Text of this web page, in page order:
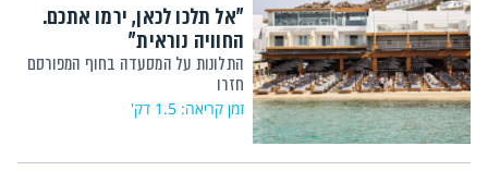
"אל תלכו לכאן, ירמו אתכם.
החוויה נוראית"
התלונות על המסעדה בחוף המפורסם
חזרו
זמן קריאה: 1.5 דק'